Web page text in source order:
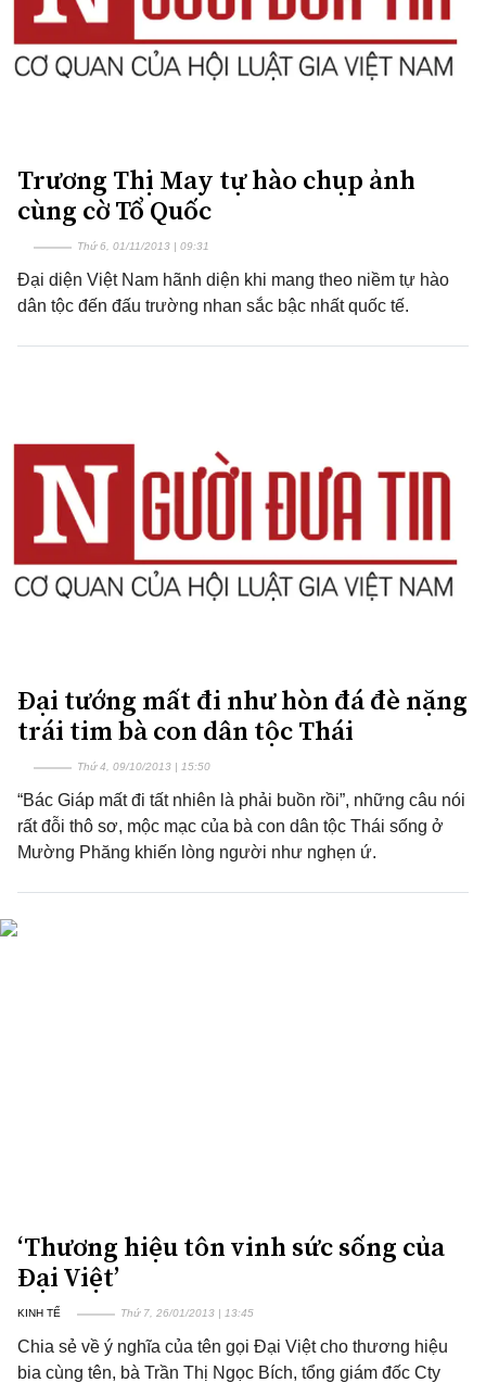
Trương Thị May tự hào chụp ảnh
cùng cờ Tổ Quốc
Thứ 6, 01/11/2013 | 09:31
Đại diện Việt Nam hãnh diện khi mang theo niềm tự hào
dân tộc đến đấu trường nhan sắc bậc nhất quốc tế.
Đại tướng mất đi như hòn đá đè nặng
trái tim bà con dân tộc Thái
Thứ 4, 09/10/2013 | 15:50
“Bác Giáp mất đi tất nhiên là phải buồn rồi”, những câu nói
rất đỗi thô sơ, mộc mạc của bà con dân tộc Thái sống ở
Mường Phăng khiến lòng người như nghẹn ứ.
‘Thương hiệu tôn vinh sức sống của
Đại Việt’
KINH TẾ Thứ 7, 26/01/2013 | 13:45
Chia sẻ về ý nghĩa của tên gọi Đại Việt cho thương hiệu
bia cùng tên, bà Trần Thị Ngọc Bích, tổng giám đốc Cty